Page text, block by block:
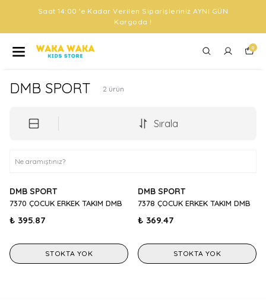
Saat 14:00 'e Kadar Verilen Siparişleriniz AYNI GÜN
Kargoda !
0
DMB SPORT 2 ürün
Sırala
DMB SPORT
7370 ÇOCUK ERKEK TAKIM DMB
₺ 395.87
STOKTA YOK
DMB SPORT
7378 ÇOCUK ERKEK TAKIM DMB
₺ 369.47
STOKTA YOK